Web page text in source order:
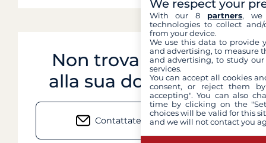
Non trova risposta
alla sua domanda?
Contattateci via e-mail
We respect your
With our 8 partners, we
technologies to collect
from your device.
We use this data to provide
and advertising, to measure
and advertising, to study
services.
You can accept all cookies
consent, or reject them
accepting". You can also
time by clicking on the
choices will be valid for this
and we will not contact you